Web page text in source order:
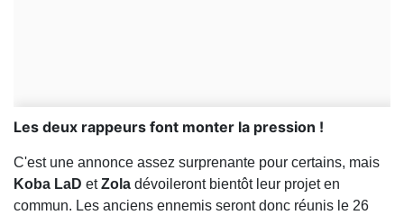
Les deux rappeurs font monter la pression !
C'est une annonce assez surprenante pour certains, mais
Koba LaD etZola dévoileront bientôt leur projet en
commun. Les anciens ennemis seront donc réunis le 26